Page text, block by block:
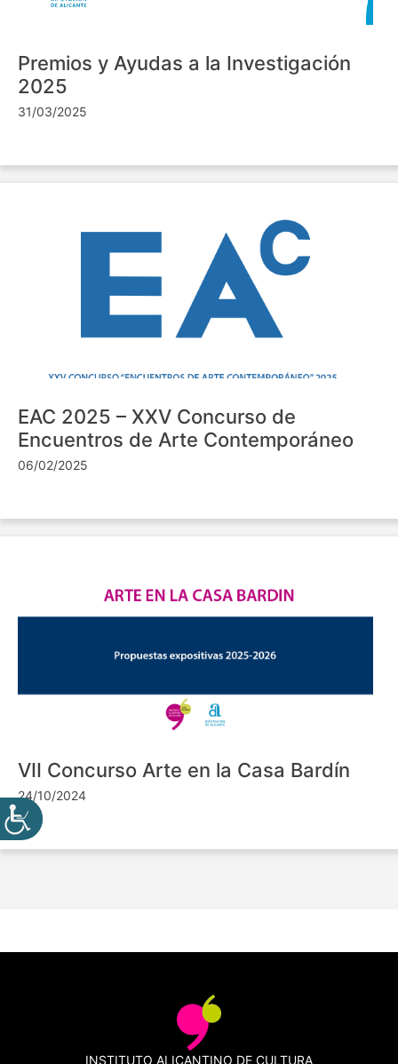
Premios y Ayudas a la Investigación
2025
31/03/2025
EAC 2025 – XXV Concurso de
Encuentros de Arte Contemporáneo
06/02/2025
VII Concurso Arte en la Casa Bardín
24/10/2024
INSTITUTO ALICANTINO DE CULTURA